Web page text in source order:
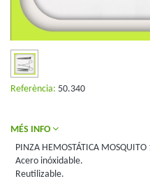
Referència: 50.340
MÉS INFO
PINZA HEMOSTÁTICA MOSQUITO
Acero inóxidable.
Reutilizable.